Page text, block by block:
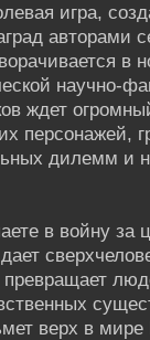
игра,
авторами
в
научно-
ждет
персонажей,
дилемм и
в войну за
превращает
верх в мире